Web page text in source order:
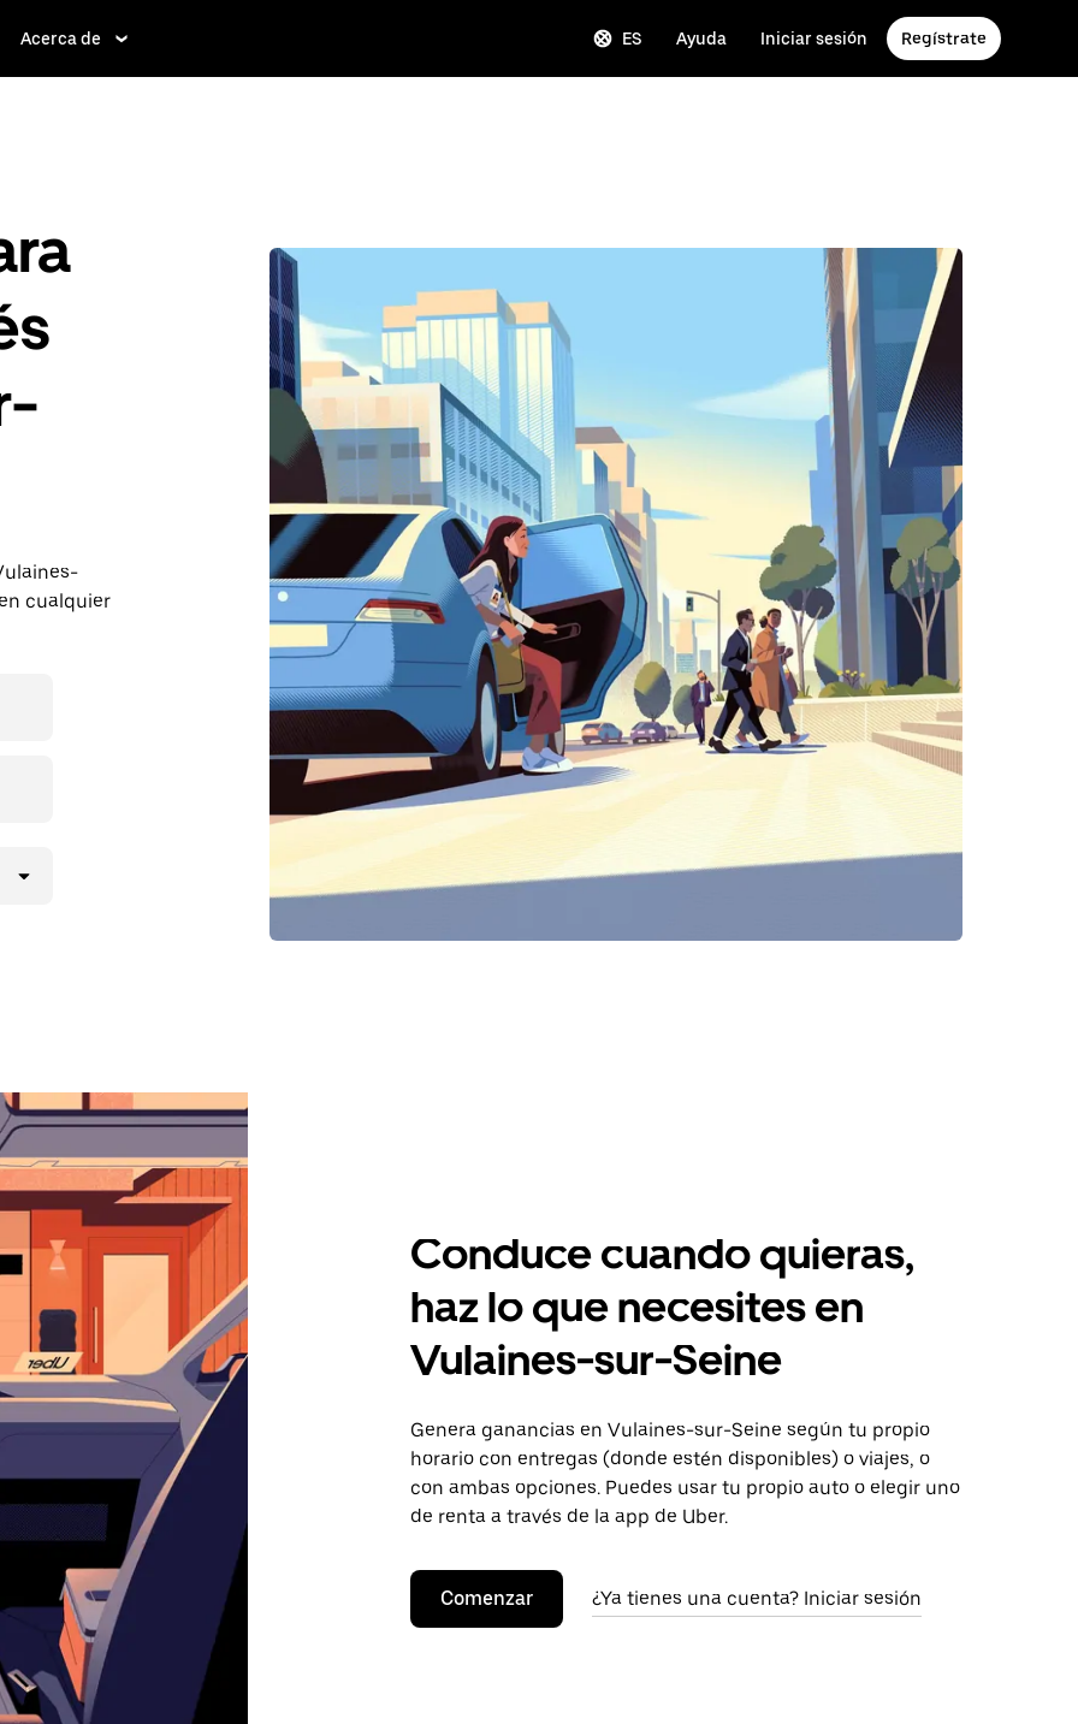
Acerca de ES Ayuda Iniciar sesión Regístrate
cualquier
Conduce cuando quieras,
haz lo que necesites en
Vulaines-sur-Seine
Genera ganancias en Vulaines-sur-Seine según tu propio
horario con entregas (donde estén disponibles) o viajes, o
con ambas opciones. Puedes usar tu propio auto o elegir uno
de renta a través de la app de Uber.
Comenzar ¿Ya tienes una cuenta? Iniciar sesión